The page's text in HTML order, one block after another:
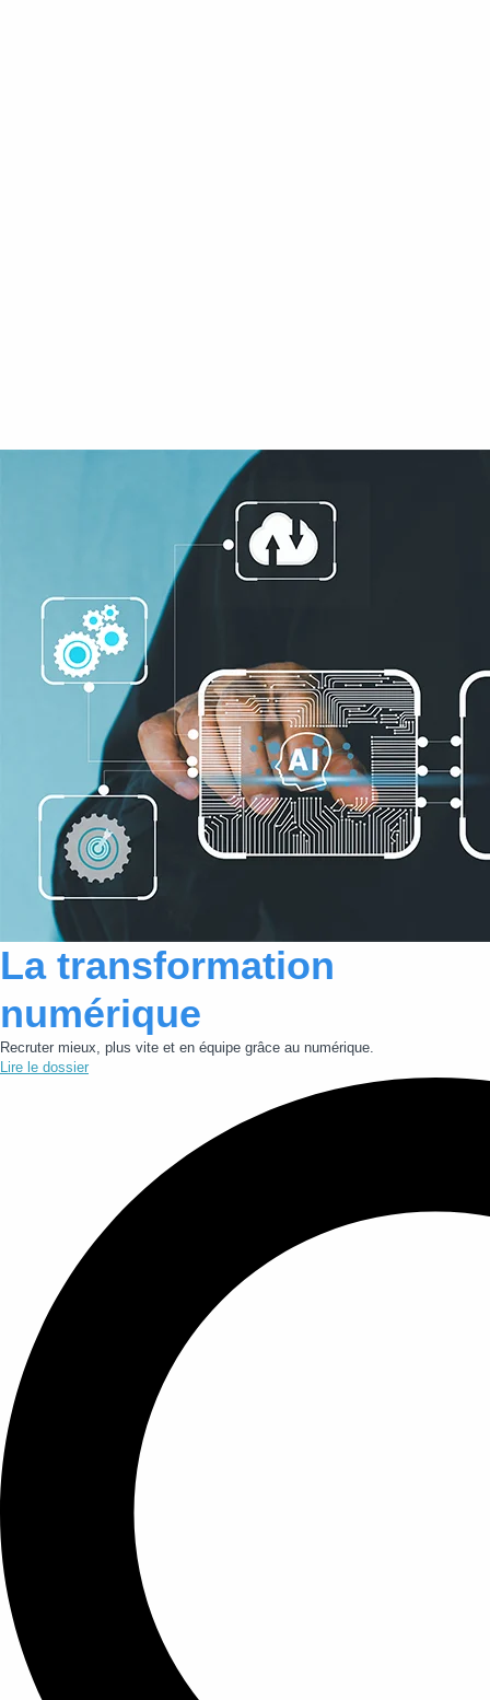
La transformation
numérique
Recruter mieux, plus vite et en équipe grâce au numérique.
Lire le dossier